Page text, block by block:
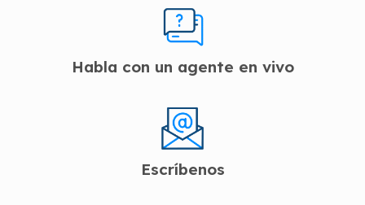
Habla con un agente en vivo
Escríbenos